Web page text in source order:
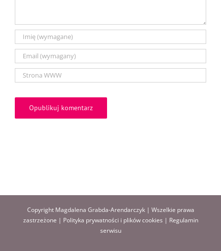
Copyright Magdalena Grabda-Arendarczyk | Wszelkie prawa
zastrzeżone | Polityka prywatności i plików cookies | Regulamin
serwisu